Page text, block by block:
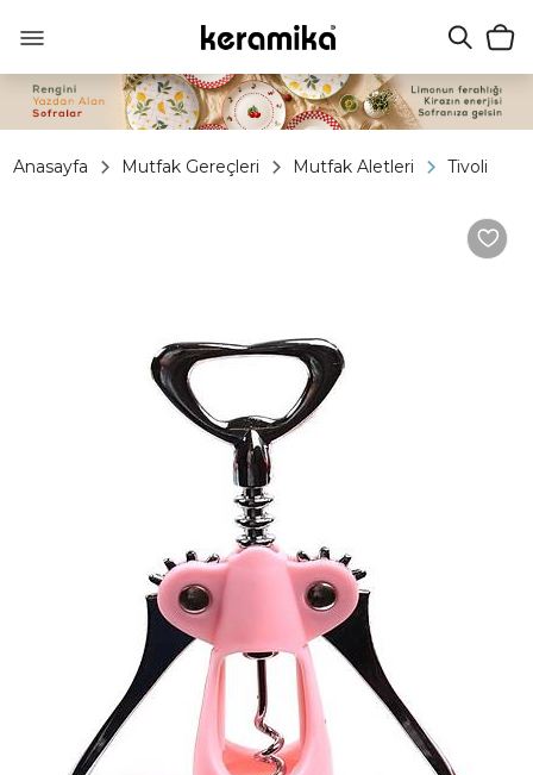
Anasayfa Mutfak Gereçleri Mutfak Aletleri Tivoli